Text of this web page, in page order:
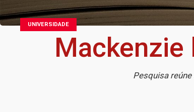
UNIVERSIDADE
Mackenzie
Pesquisa